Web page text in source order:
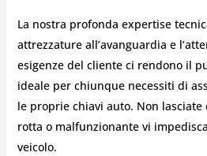
La nostra profonda expertise
attrezzature all’avanguardia e
esigenze del cliente ci rendono il
ideale per chiunque necessiti di
le proprie chiavi auto. Non
rotta o malfunzionante vi
veicolo.